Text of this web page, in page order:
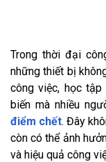
Trong thời đại
những thiết bị
công việc, học
biến mà nhiều
điểm chết. Đây
còn có thể ảnh
và hiệu quả công